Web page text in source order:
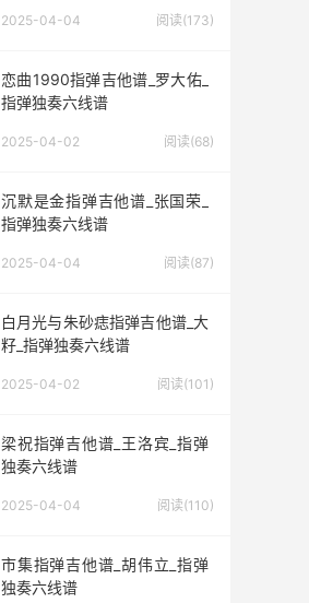
2025-04-04 阅读(173)
恋曲1990指弹吉他谱_罗大佑_
指弹独奏六线谱
2025-04-02 阅读(68)
沉默是金指弹吉他谱_张国荣_
指弹独奏六线谱
2025-04-04 阅读(87)
白月光与朱砂痣指弹吉他谱_大
籽_指弹独奏六线谱
2025-04-02 阅读(101)
梁祝指弹吉他谱_王洛宾_指弹
独奏六线谱
2025-04-04 阅读(110)
市集指弹吉他谱_胡伟立_指弹
独奏六线谱